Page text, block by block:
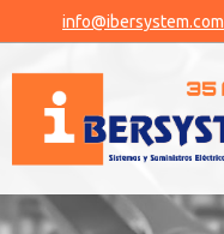
info@ibersystem.com